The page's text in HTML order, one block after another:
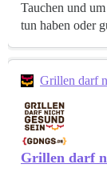
Tauchen und
tun haben oder
Grillen darf
Grillen darf